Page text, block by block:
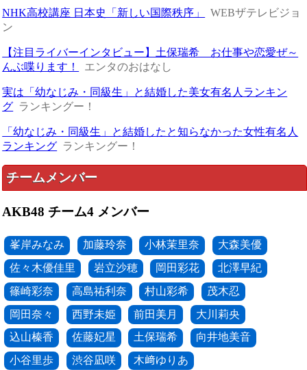
NHK高校講座 日本史「新しい国際秩序」
WEBザテレビジョ
ン
【注目ライバーインタビュー】土保瑞希 お仕事や恋愛ぜ～
んぶ喋ります！
エンタのおはなし
実は「幼なじみ・同級生」と結婚した美女有名人ランキン
グ ランキングー！
「幼なじみ・同級生」と結婚したと知らなかった女性有名人
ランキング ランキングー！
チームメンバー
AKB48 チーム4 メンバー
峯岸みなみ 加藤玲奈 小林茉里奈
大森美優
佐々木優佳里
岩立沙穂 岡田彩花
北澤早紀
篠崎彩奈
高島祐利奈 村山彩希
茂木忍
岡田奈々
西野未姫 前田美月
大川莉央
込山榛香
佐藤妃星 土保瑞希
向井地美音
小谷里歩
渋谷凪咲 木﨑ゆりあ